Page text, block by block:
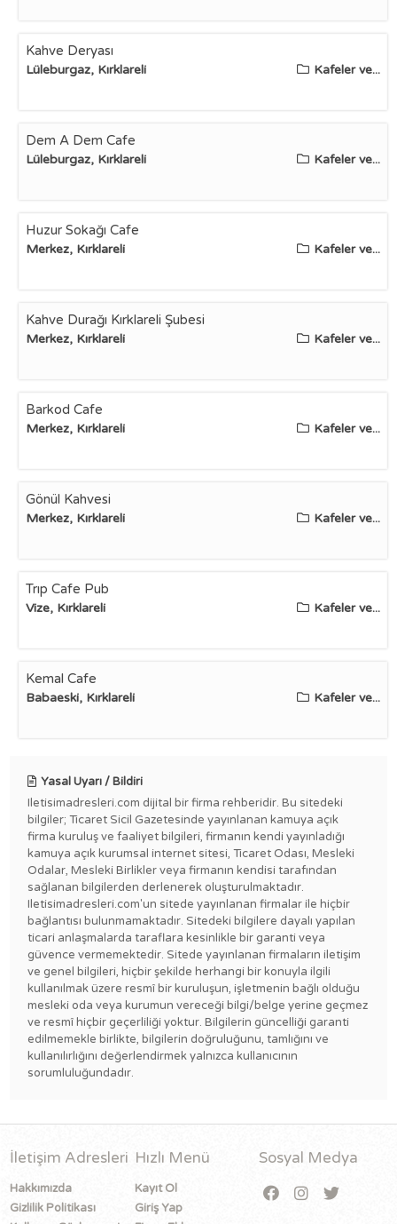
Kahve Deryası
Lüleburgaz, Kırklareli Kafeler ve...
Dem A Dem Cafe
Lüleburgaz, Kırklareli Kafeler ve...
Huzur Sokağı Cafe
Merkez, Kırklareli Kafeler ve...
Kahve Durağı Kırklareli Şubesi
Merkez, Kırklareli Kafeler ve...
Barkod Cafe
Merkez, Kırklareli Kafeler ve...
Gönül Kahvesi
Merkez, Kırklareli Kafeler ve...
Trıp Cafe Pub
Vize, Kırklareli Kafeler ve...
Kemal Cafe
Babaeski, Kırklareli Kafeler ve...
Yasal Uyarı / Bildiri
Iletisimadresleri.com dijital bir firma rehberidir. Bu sitedeki
bilgiler; Ticaret Sicil Gazetesinde yayınlanan kamuya açık
firma kuruluş ve faaliyet bilgileri, firmanın kendi yayınladığı
kamuya açık kurumsal internet sitesi, Ticaret Odası, Mesleki
Odalar, Mesleki Birlikler veya firmanın kendisi tarafından
sağlanan bilgilerden derlenerek oluşturulmaktadır.
Iletisimadresleri.com'un sitede yayınlanan firmalar ile hiçbir
bağlantısı bulunmamaktadır. Sitedeki bilgilere dayalı yapılan
ticari anlaşmalarda taraflara kesinlikle bir garanti veya
güvence vermemektedir. Sitede yayınlanan firmaların iletişim
ve genel bilgileri, hiçbir şekilde herhangi bir konuyla ilgili
kullanılmak üzere resmî bir kuruluşun, işletmenin bağlı olduğu
mesleki oda veya kurumun vereceği bilgi/belge yerine geçmez
ve resmî hiçbir geçerliliği yoktur. Bilgilerin güncelliği garanti
edilmemekle birlikte, bilgilerin doğruluğunu, tamlığını ve
kullanılırlığını değerlendirmek yalnızca kullanıcının
sorumluluğundadır.
İletişim Adresleri
Hakkımızda
Gizlilik Politikası
Hızlı Menü
Kayıt Ol
Giriş Yap
Sosyal Medya